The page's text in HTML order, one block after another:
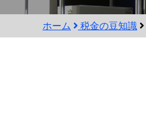
ホーム 税金の豆知識